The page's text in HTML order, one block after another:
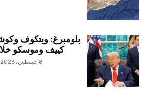
بلومبرغ: ويتكوف
كييف وموسكو خلال 10
8 أغسطس، 2026